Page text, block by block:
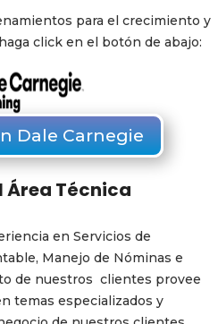
para el crecimiento y
click en el botón de abajo:
Dale Carnegie
Área Técnica
en Servicios de
Manejo de Nóminas e
de nuestros clientes provee
temas especializados y